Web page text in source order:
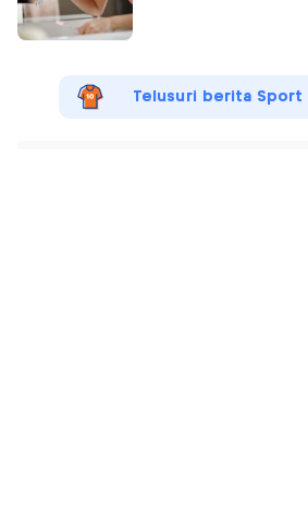
Telusuri berita Sport